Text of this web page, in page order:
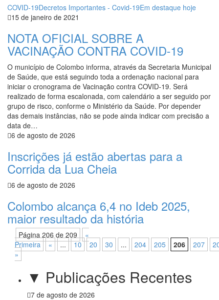
COVID-19Decretos Importantes - Covid-19Em destaque hoje
15 de janeiro de 2021
NOTA OFICIAL SOBRE A
VACINAÇÃO CONTRA COVID-19
O município de Colombo informa, através da Secretaria Municipal
de Saúde, que está seguindo toda a ordenação nacional para
iniciar o cronograma de Vacinação contra COVID-19. Será
realizado de forma escalonada, com calendário a ser seguido por
grupo de risco, conforme o Ministério da Saúde. Por depender
das demais instâncias, não se pode ainda indicar com precisão a
data de…
6 de agosto de 2026
Inscrições já estão abertas para a
Corrida da Lua Cheia
6 de agosto de 2026
Colombo alcança 6,4 no Ideb 2025,
maior resultado da história
Página 206 de 209
«
Primeira
« ... 10 20 30 ... 204 205 206 207
»
▼ Publicações Recentes
7 de agosto de 2026